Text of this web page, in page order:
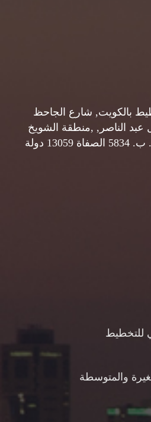
بالكويت, شارع الجاحظ
الناصر, ,منطقة الشويخ
الصحية قطعة 1 ص. ب. 5834 الصفاة 13059 دولة
للتخطيط
والمتوسطة